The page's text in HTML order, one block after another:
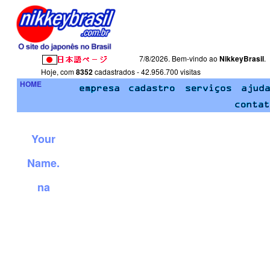
7/8/2026. Bem-vindo ao NikkeyBrasil.
Hoje, com8352cadastrados - 42.956.700 visitas
HOME
Your
Name.
na